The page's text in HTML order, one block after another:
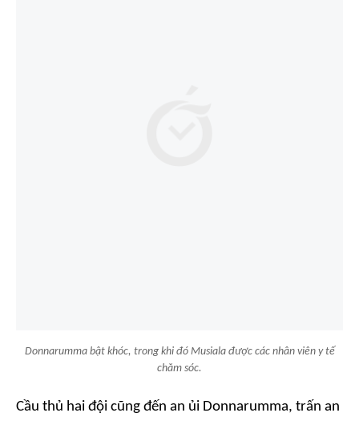
Donnarumma bật khóc, trong khi đó Musiala được các nhân viên y tế
chăm sóc.
Cầu thủ hai đội cũng đến an ủi Donnarumma, trấn an